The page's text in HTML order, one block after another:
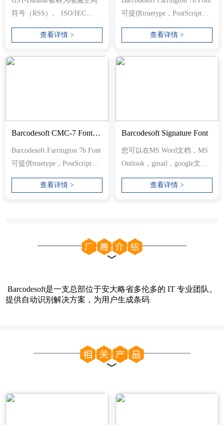
符号（RSS）。 ISO/IEC
24724：2011标准定义了GS1-
Databar。它编...
查看详情 >
可提供truetype，PostScript，
PCL，SVG，Open
Type（eot）和Web Op...
查看详情 >
Barcodesoft CMC-7 Font Package
Barcodesoft Farrington 7b Font
可提供truetype，PostScript，
PCL，SVG，Open
Type（eot）和Web Op...
查看详情 >
Barcodesoft Signature Font
您可以在MS Word文档，MS
Outlook，gmail，google文档
甚至网页中使用Signature
Font。您还可...
查看详情 >
Barcodesoft是一支总部位于安大略省多伦多的 IT 专业团队。
提供自动识别解决方案，为用户生成条码